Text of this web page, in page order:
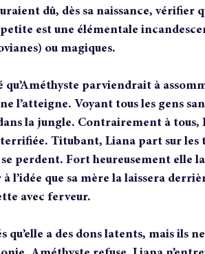
dû, dès sa naissance, vérifier
petite est une élémentale
ou magiques.
qu’Améthyste parviendrait à
l’atteigne. Voyant tous les gens
la jungle. Contrairement à tous,
Titubant, Liana part sur les
perdent. Fort heureusement elle
que sa mère la laissera
avec ferveur.
qu’elle a des dons latents, mais ils